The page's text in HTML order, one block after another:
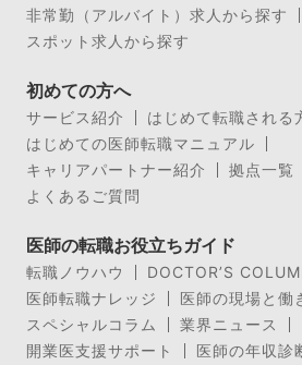
非常勤（アルバイト）求人から探す
スポット求人から探す
初めての方へ
サービス紹介
はじめて転職される
はじめての医師転職マニュアル
キャリアパートナー紹介
拠点一覧
よくあるご質問
医師の転職お役立ちガイド
転職ノウハウ
DOCTOR’S
医師転職ナレッジ
医師の現場と働
スペシャルコラム
業界ニュース
開業医支援サポート
医師の年収診